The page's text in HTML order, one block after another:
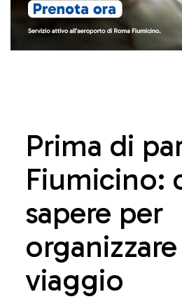
Prima di
Fiumicino:
sapere per
viaggio